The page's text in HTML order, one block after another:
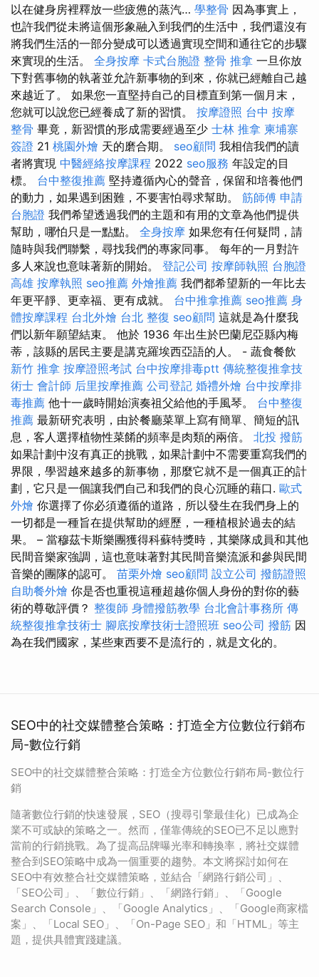
以在健身房裡釋放一些疲憊的蒸汽… 學整骨 因為事實上，
也許我們從未將這個形象融入到我們的生活中，我們還沒有
將我們生活的一部分變成可以透過實現空間和通往它的步驟
來實現的生活。 全身按摩 卡式台胞證 整骨 推拿 一旦你放
下對舊事物的執著並允許新事物的到來，你就已經離自己越
來越近了。 如果您一直堅持自己的目標直到第一個月末，
您就可以說您已經養成了新的習慣。 按摩證照 台中 按摩
整骨 畢竟，新習慣的形成需要經過至少 士林 推拿 柬埔寨
簽證 21 桃園外燴 天的磨合期。 seo顧問 我相信我們的讀
者將實現 中醫經絡按摩課程 2022 seo服務 年設定的目
標。 台中整復推薦 堅持遵循內心的聲音，保留和培養他們
的動力，如果遇到困難，不要害怕尋求幫助。 筋師傅 申請
台胞證 我們希望透過我們的主題和有用的文章為他們提供
幫助，哪怕只是一點點。 全身按摩 如果您有任何疑問，請
隨時與我們聯繫，尋找我們的專家同事。 每年的一月對許
多人來說也意味著新的開始。 登記公司 按摩師執照 台胞證
高雄 按摩執照 seo推薦 外燴推薦 我們都希望新的一年比去
年更平靜、更幸福、更有成就。 台中推拿推薦 seo推薦 身
體按摩課程 台北外燴 台北 整復 seo顧問 這就是為什麼我
們以新年願望結束。 他於 1936 年出生於巴蘭尼亞縣內梅
蒂，該縣的居民主要是講克羅埃西亞語的人。 - 蔬食餐飲
新竹 推拿 按摩證照考試 台中按摩排毒ptt 傳統整復推拿技
術士 會計師 后里按摩推薦 公司登記 婚禮外燴 台中按摩排
毒推薦 他十一歲時開始演奏祖父給他的手風琴。 台中整復
推薦 最新研究表明，由於餐廳菜單上寫有簡單、簡短的訊
息，客人選擇植物性菜餚的頻率是肉類的兩倍。 北投 撥筋
如果計劃中沒有真正的挑戰，如果計劃中不需要重寫我們的
界限，學習越來越多的新事物，那麼它就不是一個真正的計
劃，它只是一個讓我們自己和我們的良心沉睡的藉口. 歐式
外燴 你選擇了你必須遵循的道路，所以發生在我們身上的
一切都是一種旨在提供幫助的經歷，一種植根於過去的結
果。 – 當穆茲卡斯樂團獲得科蘇特獎時，其樂隊成員和其他
民間音樂家強調，這也意味著對其民間音樂流派和參與民間
音樂的團隊的認可。 苗栗外燴 seo顧問 設立公司 撥筋證照
自助餐外燴 你是否也重視這種超越你個人身份的對你的藝
術的尊敬評價？ 整復師 身體撥筋教學 台北會計事務所 傳
統整復推拿技術士 腳底按摩技術士證照班 seo公司 撥筋 因
為在我們國家，某些東西要不是流行的，就是文化的。
SEO中的社交媒體整合策略：打造全方位數位行銷布
局-數位行銷
SEO中的社交媒體整合策略：打造全方位數位行銷布局-數位行
銷
隨著數位行銷的快速發展，SEO（搜尋引擎最佳化）已成為企
業不可或缺的策略之一。然而，僅靠傳統的SEO已不足以應對
當前的行銷挑戰。為了提高品牌曝光率和轉換率，將社交媒體
整合到SEO策略中成為一個重要的趨勢。本文將探討如何在
SEO中有效整合社交媒體策略，並結合「網路行銷公司」、
「SEO公司」、「數位行銷」、「網路行銷」、「Google
Search Console」、「Google Analytics」、「Google商家檔
案」、「Local SEO」、「On-Page SEO」和「HTML」等主
題，提供具體實踐建議。